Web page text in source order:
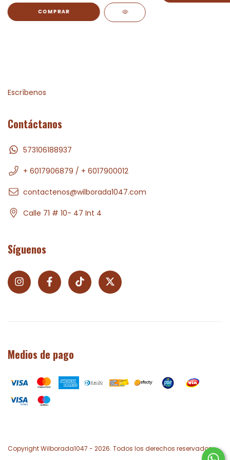
Escríbenos
Contáctanos
573106188937
+ 6017906879 / + 6017900012
contactenos@wilborada1047.com
Calle 71 # 10- 47 Int 4
Síguenos
Medios de pago
Copyright Wilborada1047 - 2026. Todos los derechos reservados.